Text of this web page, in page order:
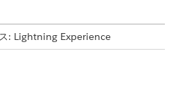
: Lightning Experience